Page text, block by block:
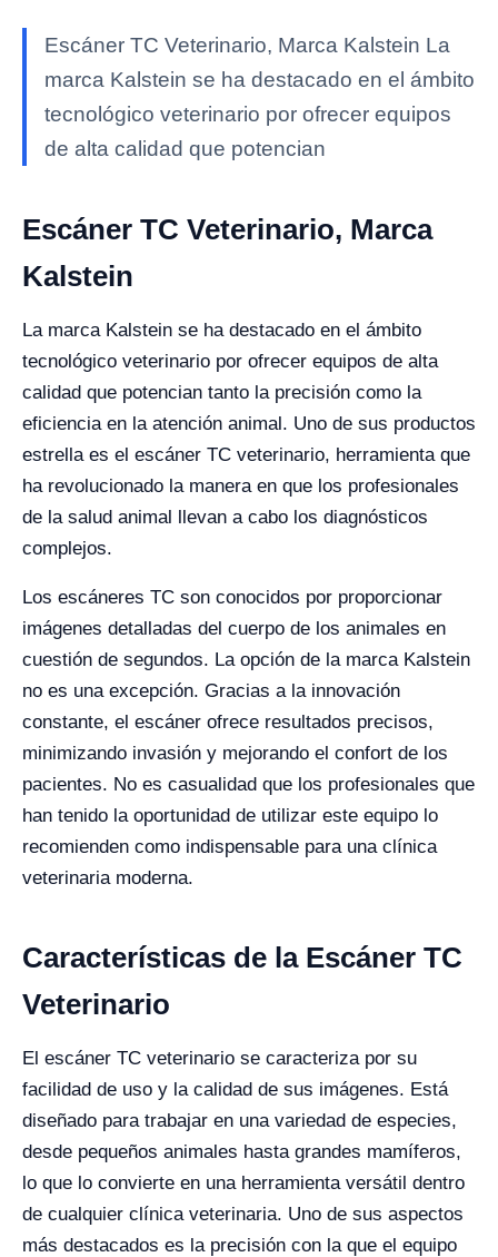
Escáner TC Veterinario, Marca Kalstein La
marca Kalstein se ha destacado en el ámbito
tecnológico veterinario por ofrecer equipos
de alta calidad que potencian
Escáner TC Veterinario, Marca
Kalstein
La marca Kalstein se ha destacado en el ámbito
tecnológico veterinario por ofrecer equipos de alta
calidad que potencian tanto la precisión como la
eficiencia en la atención animal. Uno de sus productos
estrella es el escáner TC veterinario, herramienta que
ha revolucionado la manera en que los profesionales
de la salud animal llevan a cabo los diagnósticos
complejos.
Los escáneres TC son conocidos por proporcionar
imágenes detalladas del cuerpo de los animales en
cuestión de segundos. La opción de la marca Kalstein
no es una excepción. Gracias a la innovación
constante, el escáner ofrece resultados precisos,
minimizando invasión y mejorando el confort de los
pacientes. No es casualidad que los profesionales que
han tenido la oportunidad de utilizar este equipo lo
recomienden como indispensable para una clínica
veterinaria moderna.
Características de la Escáner TC
Veterinario
El escáner TC veterinario se caracteriza por su
facilidad de uso y la calidad de sus imágenes. Está
diseñado para trabajar en una variedad de especies,
desde pequeños animales hasta grandes mamíferos,
lo que lo convierte en una herramienta versátil dentro
de cualquier clínica veterinaria. Uno de sus aspectos
más destacados es la precisión con la que el equipo